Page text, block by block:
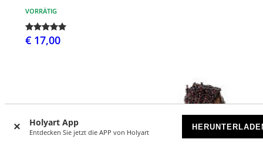
Holyart App
Entdecken Sie jetzt die APP von Holyart
VORRÄTIG
€ 17,00